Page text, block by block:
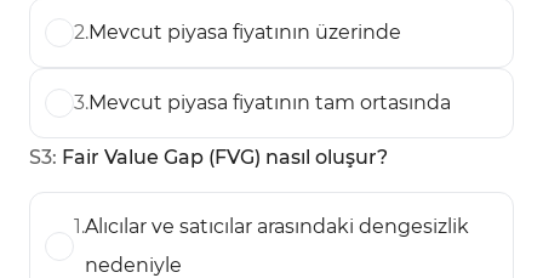
2.Mevcut piyasa fiyatının üzerinde
3.Mevcut piyasa fiyatının tam ortasında
S3: Fair Value Gap (FVG) nasıl oluşur?
1.Alıcılar ve satıcılar arasındaki dengesizlik
nedeniyle